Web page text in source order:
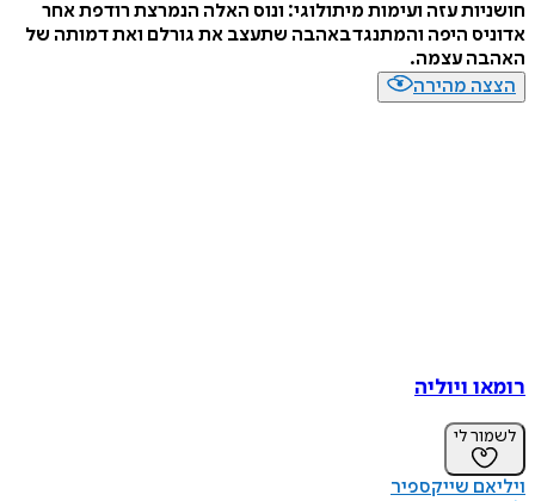
חושניות עזה ועימות מיתולוגי: ונוס האלה הנמרצת רודפת אחר
אדוניס היפה והמתנגד באהבה שתעצב את גורלם ואת דמותה של
האהבה עצמה.
הצצה מהירה
רומאו ויוליה
לשמור לי
ויליאם שייקספיר